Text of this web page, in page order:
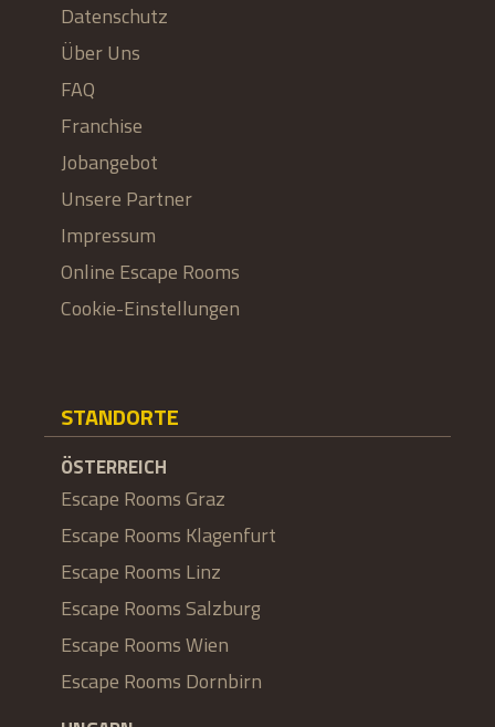
Datenschutz
Über Uns
FAQ
Franchise
Jobangebot
Unsere Partner
Impressum
Online Escape Rooms
Cookie-Einstellungen
STANDORTE
ÖSTERREICH
Escape Rooms Graz
Escape Rooms Klagenfurt
Escape Rooms Linz
Escape Rooms Salzburg
Escape Rooms Wien
Escape Rooms Dornbirn